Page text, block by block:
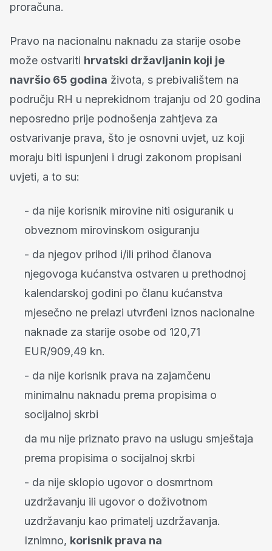
proračuna.
Pravo na nacionalnu naknadu za starije osobe
može ostvariti hrvatski državljanin koji je
navršio 65 godina života, s prebivalištem na
području RH u neprekidnom trajanju od 20 godina
neposredno prije podnošenja zahtjeva za
ostvarivanje prava, što je osnovni uvjet, uz koji
moraju biti ispunjeni i drugi zakonom propisani
uvjeti, a to su:
- da nije korisnik mirovine niti osiguranik u
obveznom mirovinskom osiguranju
- da njegov prihod i/ili prihod članova
njegovoga kućanstva ostvaren u prethodnoj
kalendarskoj godini po članu kućanstva
mjesečno ne prelazi utvrđeni iznos nacionalne
naknade za starije osobe od 120,71
EUR/909,49 kn.
- da nije korisnik prava na zajamčenu
minimalnu naknadu prema propisima o
socijalnoj skrbi
da mu nije priznato pravo na uslugu smještaja
prema propisima o socijalnoj skrbi
- da nije sklopio ugovor o dosmrtnom
uzdržavanju ili ugovor o doživotnom
uzdržavanju kao primatelj uzdržavanja.
Iznimno, korisnik prava na